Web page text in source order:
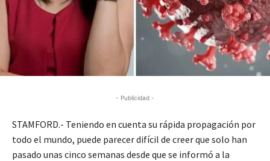
- Publicidad -
STAMFORD.- Teniendo en cuenta su rápida propagación por
todo el mundo, puede parecer difícil de creer que solo han
pasado unas cinco semanas desde que se informó a la